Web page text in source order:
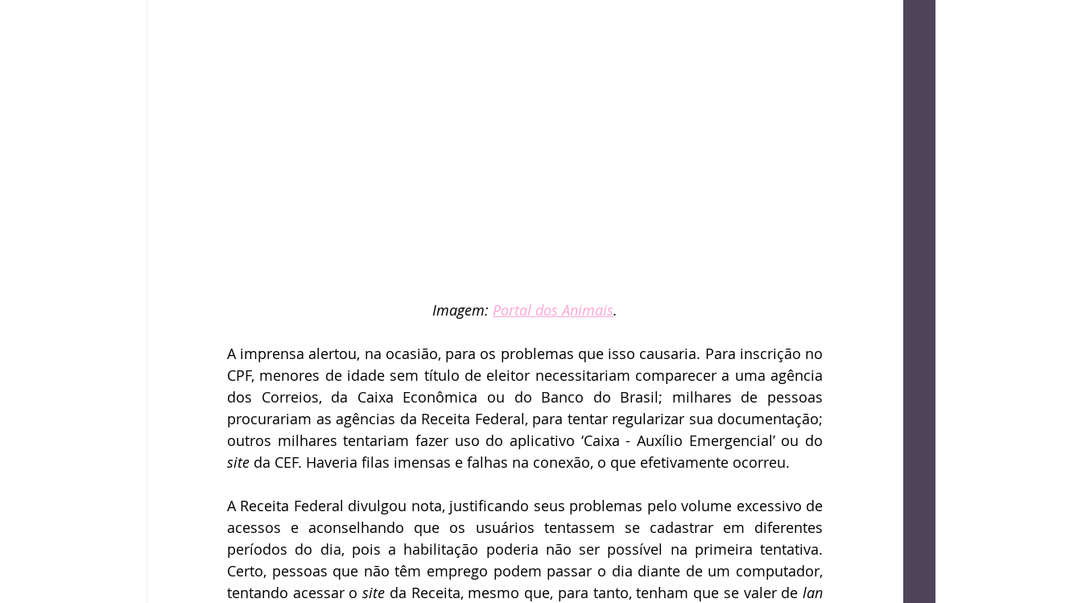
Imagem: Portal dos Animais.
A imprensa alertou, na ocasião, para os problemas que isso causaria. Para inscrição no
CPF, menores de idade sem título de eleitor necessitariam comparecer a uma agência
dos Correios, da Caixa Econômica ou do Banco do Brasil; milhares de pessoas
procurariam as agências da Receita Federal, para tentar regularizar sua documentação;
outros milhares tentariam fazer uso do aplicativo ‘Caixa - Auxílio Emergencial’ ou do
site da CEF. Haveria filas imensas e falhas na conexão, o que efetivamente ocorreu.
A Receita Federal divulgou nota, justificando seus problemas pelo volume excessivo de
acessos e aconselhando que os usuários tentassem se cadastrar em diferentes
períodos do dia, pois a habilitação poderia não ser possível na primeira tentativa.
Certo, pessoas que não têm emprego podem passar o dia diante de um computador,
tentando acessar o site da Receita, mesmo que, para tanto, tenham que se valer de lan